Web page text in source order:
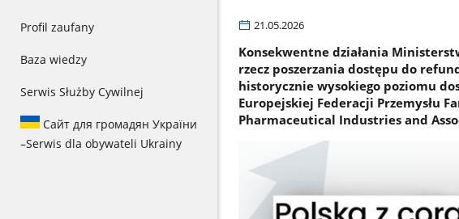
Profil zaufany
Baza wiedzy
Serwis Służby Cywilnej
Сайт для громадян України
–Serwis dla obywateli Ukrainy
21.05.2026
Konsekwentne działania
rzecz poszerzania dostępu do
historycznie wysokiego poziomu
Europejskiej Federacji Przemysłu
Pharmaceutical Industries and